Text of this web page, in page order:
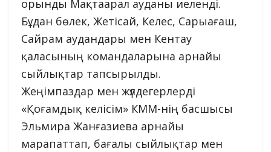
орынды Мақтаарал ауданы иеленді.
Бұдан бөлек, Жетісай, Келес, Сарыағаш,
Сайрам аудандары мен Кентау
қаласының командаларына арнайы
сыйлықтар тапсырылды.
Жеңімпаздар мен жүлдегерлерді
«Қоғамдық келісім» КММ-нің басшысы
Эльмира Жанғазиева арнайы
марапаттап, бағалы сыйлықтар мен